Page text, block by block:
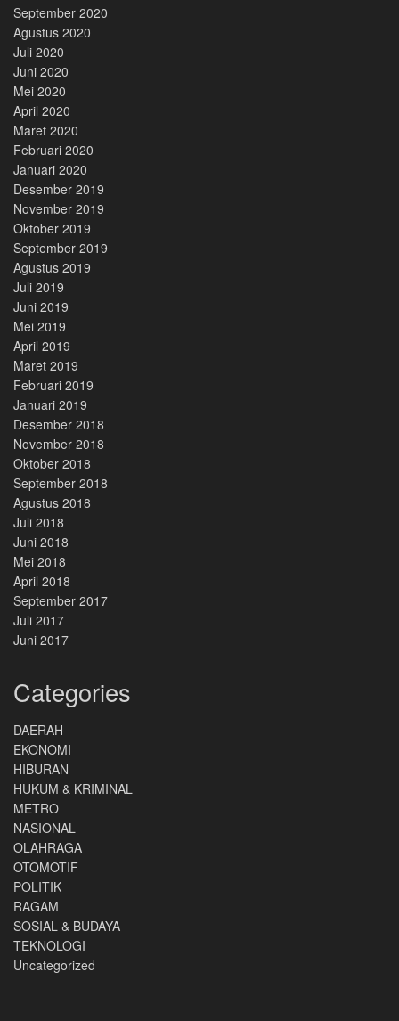
September 2020
Agustus 2020
Juli 2020
Juni 2020
Mei 2020
April 2020
Maret 2020
Februari 2020
Januari 2020
Desember 2019
November 2019
Oktober 2019
September 2019
Agustus 2019
Juli 2019
Juni 2019
Mei 2019
April 2019
Maret 2019
Februari 2019
Januari 2019
Desember 2018
November 2018
Oktober 2018
September 2018
Agustus 2018
Juli 2018
Juni 2018
Mei 2018
April 2018
September 2017
Juli 2017
Juni 2017
Categories
DAERAH
EKONOMI
HIBURAN
HUKUM & KRIMINAL
METRO
NASIONAL
OLAHRAGA
OTOMOTIF
POLITIK
RAGAM
SOSIAL & BUDAYA
TEKNOLOGI
Uncategorized